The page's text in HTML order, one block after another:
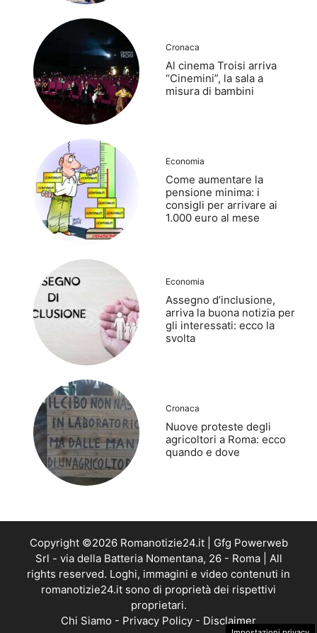
Cronaca
Al cinema Troisi arriva
“Cinemini”, la sala a
misura di bambini
Economia
Come aumentare la
pensione minima: i
consigli per arrivare ai
1.000 euro al mese
Economia
Assegno d’inclusione,
arriva la buona notizia per
gli interessati: ecco la
svolta
Cronaca
Nuove proteste degli
agricoltori a Roma: ecco
quando e dove
Copyright ©2026 Romanotizie24.it | Gfg Powerweb
Srl - via della Batteria Nomentana, 26 - Roma | All
rights reserved. Loghi, immagini e video contenuti in
romanotizie24.it sono di proprietà dei rispettivi
proprietari.
Chi Siamo - Privacy Policy - Disclaimer